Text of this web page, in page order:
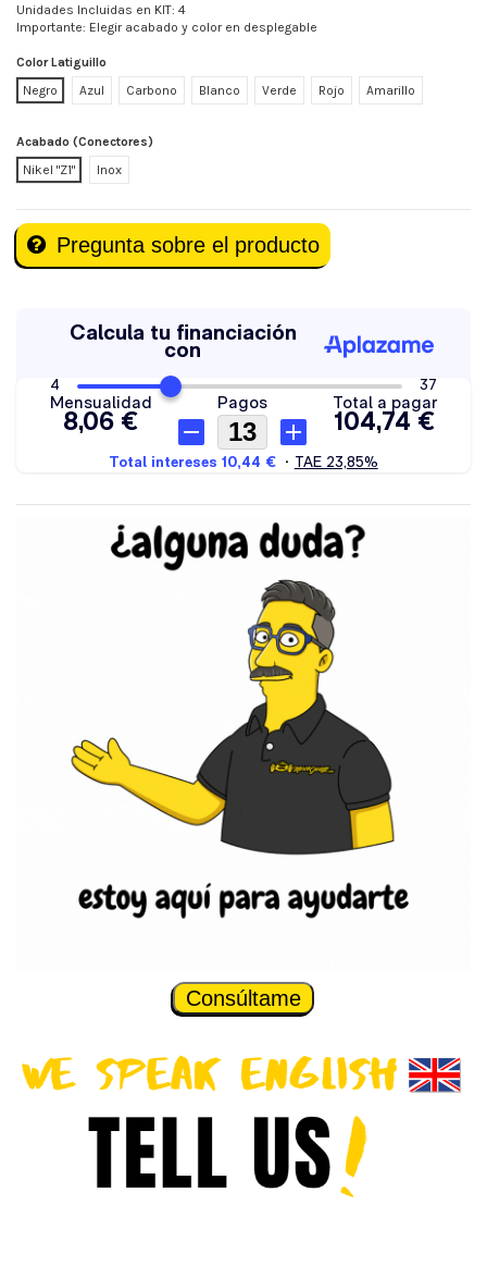
Unidades Incluidas en KIT: 4
Importante: Elegir acabado y color en desplegable
Color Latiguillo
Negro
Azul Carbono Blanco Verde Rojo Amarillo
Acabado (Conectores)
Nikel "Z1"
Inox
Pregunta sobre el producto
Consúltame